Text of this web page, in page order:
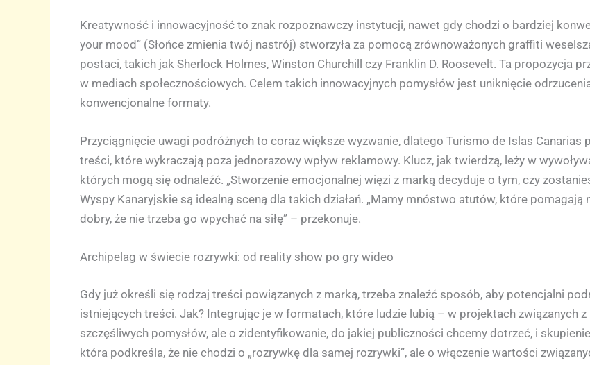
Kreatywność i innowacyjność to znak rozpoznawczy instytucji, nawet gdy chodzi o bardziej
your mood” (Słońce zmienia twój nastrój) stworzyła za pomocą zrównoważonych graffiti
postaci, takich jak Sherlock Holmes, Winston Churchill czy Franklin D. Roosevelt. Ta propozycja
w mediach społecznościowych. Celem takich innowacyjnych pomysłów jest uniknięcie
konwencjonalne formaty.
Przyciągnięcie uwagi podróżnych to coraz większe wyzwanie, dlatego Turismo de Islas Canarias
treści, które wykraczają poza jednorazowy wpływ reklamowy. Klucz, jak twierdzą, leży w
których mogą się odnaleźć. „Stworzenie emocjonalnej więzi z marką decyduje o tym, czy
Wyspy Kanaryjskie są idealną sceną dla takich działań. „Mamy mnóstwo atutów, które
dobry, że nie trzeba go wpychać na siłę” – przekonuje.
Archipelag w świecie rozrywki: od reality show po gry wideo
Gdy już określi się rodzaj treści powiązanych z marką, trzeba znaleźć sposób, aby potencjalni
istniejących treści. Jak? Integrując je w formatach, które ludzie lubią – w projektach związanych
szczęśliwych pomysłów, ale o zidentyfikowanie, do jakiej publiczności chcemy dotrzeć, i
która podkreśla, że nie chodzi o „rozrywkę dla samej rozrywki”, ale o włączenie wartości